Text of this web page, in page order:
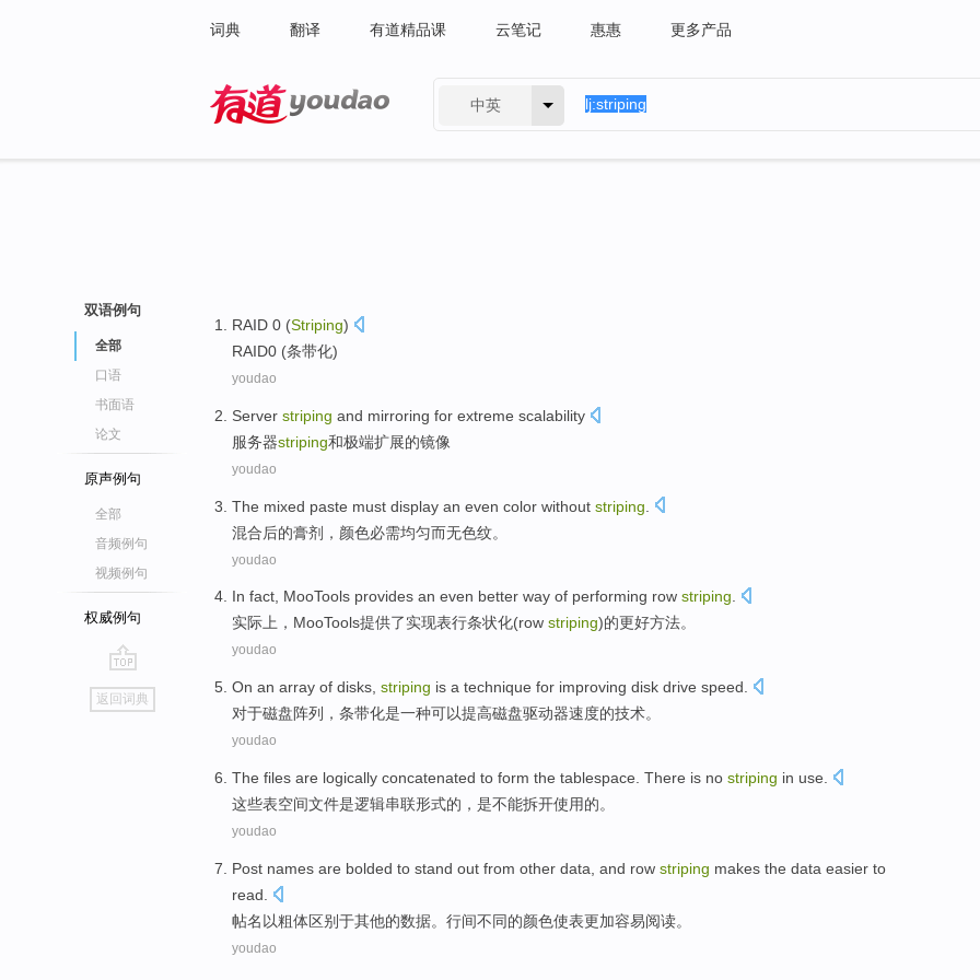
词典 翻译 有道精品课 云笔记 惠惠 更多产品
中英
双语例句
全部
口语
书面语
论文
原声例句
全部
音频例句
视频例句
权威例句
go
top
返回词典
RAID 0 (Striping)
RAID0 (条带化)
youdao
Server striping and mirroring for extreme scalability
服务器striping和极端扩展的镜像
youdao
The mixed paste must display an even color without striping
混合后的膏剂 ， 颜色必需均匀而无色纹。
youdao
In fact, MooTools provides an even better way of performing row striping.
实际上 ， MooTools提供了实现表行条状化(row striping)的更好方法。
youdao
On an array of disks striping is a technique for improving disk drive speed
对于磁盘阵列 ， 条带化是一种可以提高磁盘驱动器速度的技术。
youdao
The files are logically concatenated to form the tablespace . There is no striping in use
这些表空间文件是逻辑串联形式的 ， 是不能拆开使用的。
youdao
Post names are bolded to stand out from other data and row striping makes the data easier to
read
帖名 以粗体区别于其他的数据。 行间不同的颜色使表更加容易阅读。
youdao